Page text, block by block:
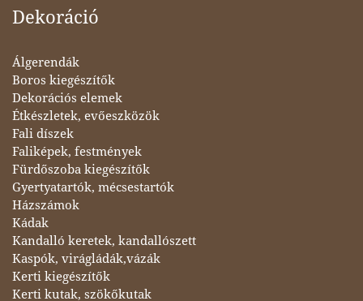
Dekoráció
Álgerendák
Boros kiegészítők
Dekorációs elemek
Étkészletek, evőeszközök
Fali díszek
Faliképek, festmények
Fürdőszoba kiegészítők
Gyertyatartók, mécsestartók
Házszámok
Kádak
Kandalló keretek, kandallószett
Kaspók, virágládák,vázák
Kerti kiegészítők
Kerti kutak, szökőkutak